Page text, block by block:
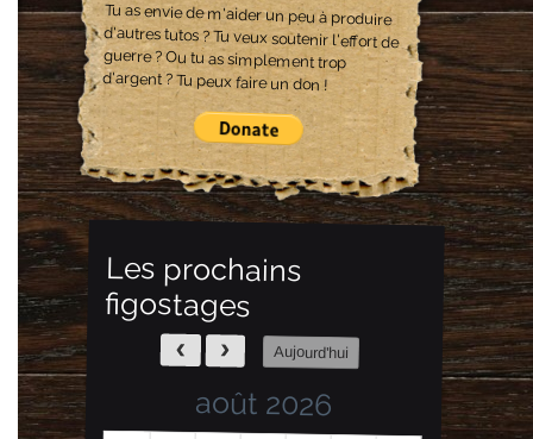
Tu as envie de m'aider un peu à produire
d'autres tutos ? Tu veux soutenir l'effort de
guerre ? Ou tu as simplement trop
d'argent ? Tu peux faire un don !
Les prochains
figostages
Aujourd'hui
août 2026